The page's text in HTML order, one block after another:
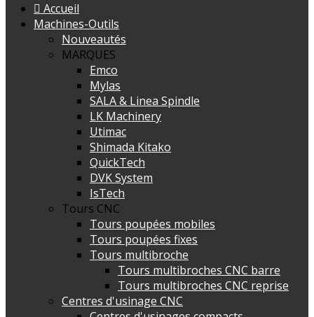
Accueil
Machines-Outils
Nouveautés
MARQUES
Emco
Mylas
SALA & Linea Spindle
LK Machinery
Utimac
Shimada Kitako
QuickTech
DVK System
IsTech
Tours CNC
Tours poupées mobiles
Tours poupées fixes
Tours multibroche
Tours multibroches CNC barre
Tours multibroches CNC reprise
Centres d'usinage CNC